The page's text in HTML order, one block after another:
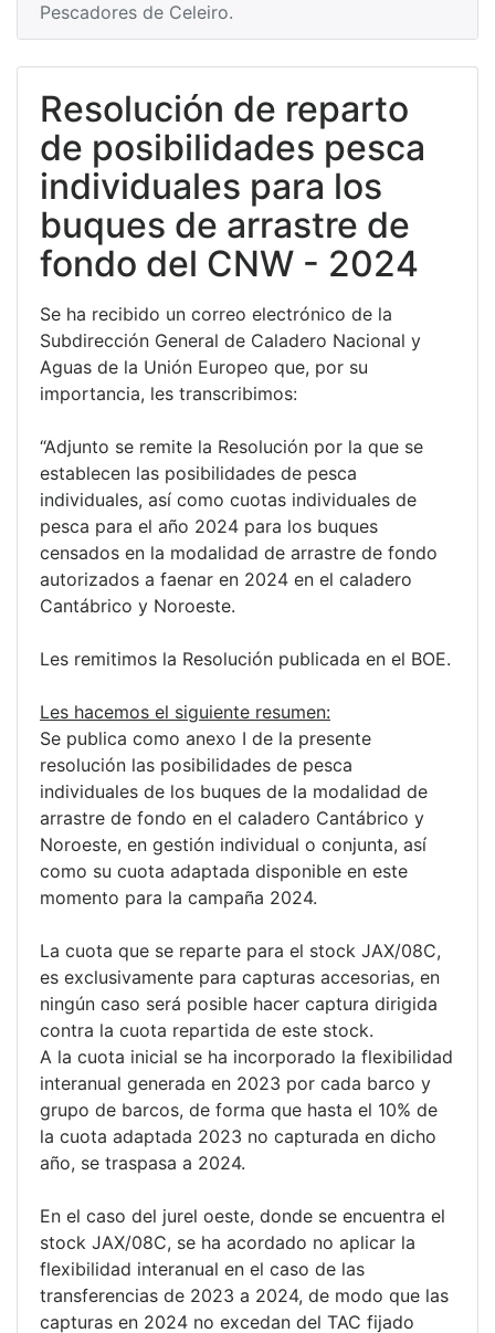
Pescadores de Celeiro.
Resolución de reparto
de posibilidades pesca
individuales para los
buques de arrastre de
fondo del CNW - 2024
Se ha recibido un correo electrónico de la
Subdirección General de Caladero Nacional y
Aguas de la Unión Europeo que, por su
importancia, les transcribimos:
“Adjunto se remite la Resolución por la que se
establecen las posibilidades de pesca
individuales, así como cuotas individuales de
pesca para el año 2024 para los buques
censados en la modalidad de arrastre de fondo
autorizados a faenar en 2024 en el caladero
Cantábrico y Noroeste.
Les remitimos la Resolución publicada en el BOE.
Les hacemos el siguiente resumen:
Se publica como anexo I de la presente
resolución las posibilidades de pesca
individuales de los buques de la modalidad de
arrastre de fondo en el caladero Cantábrico y
Noroeste, en gestión individual o conjunta, así
como su cuota adaptada disponible en este
momento para la campaña 2024.
La cuota que se reparte para el stock JAX/08C,
es exclusivamente para capturas accesorias, en
ningún caso será posible hacer captura dirigida
contra la cuota repartida de este stock.
A la cuota inicial se ha incorporado la flexibilidad
interanual generada en 2023 por cada barco y
grupo de barcos, de forma que hasta el 10% de
la cuota adaptada 2023 no capturada en dicho
año, se traspasa a 2024.
En el caso del jurel oeste, donde se encuentra el
stock JAX/08C, se ha acordado no aplicar la
flexibilidad interanual en el caso de las
transferencias de 2023 a 2024, de modo que las
capturas en 2024 no excedan del TAC fijado